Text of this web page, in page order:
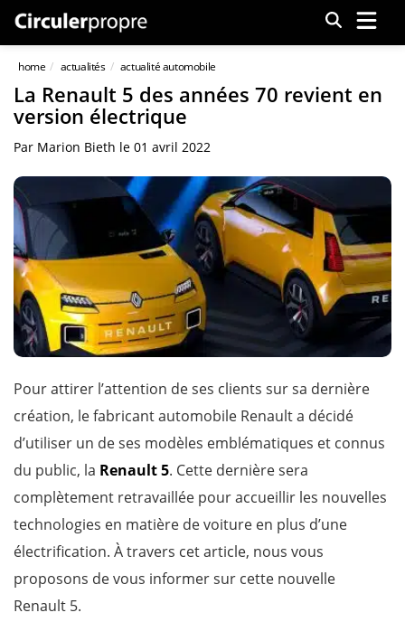
Menu
home actualités actualité automobile
La Renault 5 des années 70 revient en
version électrique
Par Marion Bieth le 01 avril 2022
Pour attirer l’attention de ses clients sur sa dernière
création, le fabricant automobile Renault a décidé
d’utiliser un de ses modèles emblématiques et connus
du public, la Renault 5. Cette dernière sera
complètement retravaillée pour accueillir les nouvelles
technologies en matière de voiture en plus d’une
électrification. À travers cet article, nous vous
proposons de vous informer sur cette nouvelle
Renault 5.